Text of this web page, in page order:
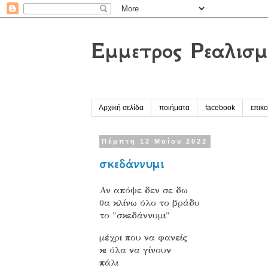
Έμμετρος
Αρχική σελίδα ποιήματα facebook
Πέμπτη 12 Μαΐου 2022
σκεδάννυμι
Αν απόψε δεν σε δω
θα κλίνω όλο το βράδυ
το "σκεδάννυμι"
μέχρι που να φανείς
κι όλα να γίνουν
πάλι